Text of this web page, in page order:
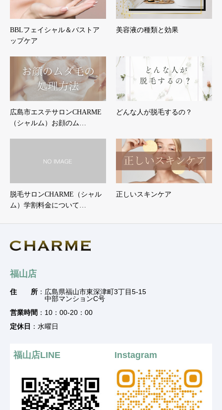
BBLフェイシャル＆バストア
ップケア
美容液の種類と効果
広島市エステサロンCHARME
（シャルム）お顔のム…
どんな人が脱毛するの？
脱毛サロンCHARME（シャル
ム）学割料金について…
正しいスキンケア
福山店
住 所 ：広島県福山市東深津町3丁目5-15
中部マンションC号
営業時間 ：10：00-20：00
定休日 ：水曜日
福山店LINE Instagram